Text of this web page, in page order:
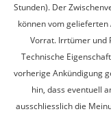
Stunden). Der
können vom
Vorrat. Irrtümer und
Technische
vorherige Ankündigung
hin, dass eventuell
ausschliesslich die